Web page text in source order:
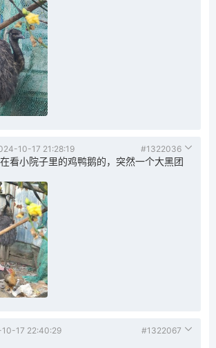
10-17 21:28:19 #1322036
看小院子里的鸡鸭鹅的，突然一个大黑团
17 22:40:29 #1322067